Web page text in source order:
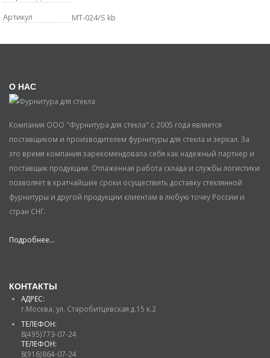
Артикул
MT-024/S kb
О НАС
Компания ООО "Фурнитура для стекла" с 2005 года является
поставщиком и производителем фурнитуры для стекла и зеркал. За
это время компания зарекомендовала себя как надежный партнер и
поставщик продукции. Отлаженная работа склада и службы логистики
позволяет в кратчайшие сроки осуществить доставку стеклянной
фурнитуры и другой продукции клиентам в любую точку России и
стран СНГ.
Подробнее...
КОНТАКТЫ
АДРЕС:
г.Москва, ул. Старобитцевская д.15 к.2
ТЕЛЕФОН:
8(495)773-07-24
ТЕЛЕФОН:
8(916)864-07-24